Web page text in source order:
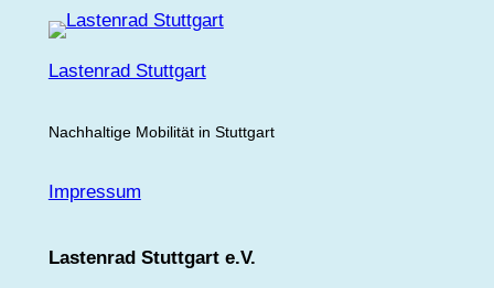
Lastenrad Stuttgart
Nachhaltige Mobilität in Stuttgart
Impressum
Lastenrad Stuttgart e.V.